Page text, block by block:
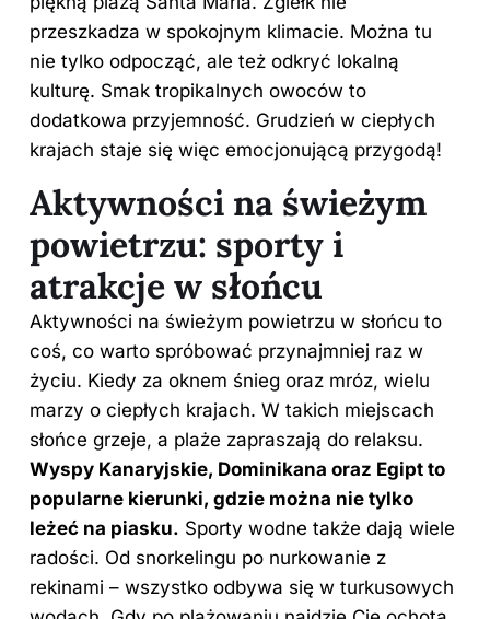
przeszkadza w spokojnym klimacie. Można tu
nie tylko odpocząć, ale też odkryć lokalną
kulturę. Smak tropikalnych owoców to
dodatkowa przyjemność. Grudzień w ciepłych
krajach staje się więc emocjonującą przygodą!
Aktywności na świeżym
powietrzu: sporty i
atrakcje w słońcu
Aktywności na świeżym powietrzu w słońcu to
coś, co warto spróbować przynajmniej raz w
życiu. Kiedy za oknem śnieg oraz mróz, wielu
marzy o ciepłych krajach. W takich miejscach
słońce grzeje, a plaże zapraszają do relaksu.
Wyspy Kanaryjskie, Dominikana oraz Egipt to
popularne kierunki, gdzie można nie tylko
leżeć na piasku. Sporty wodne także dają wiele
radości. Od snorkelingu po nurkowanie z
rekinami – wszystko odbywa się w turkusowych